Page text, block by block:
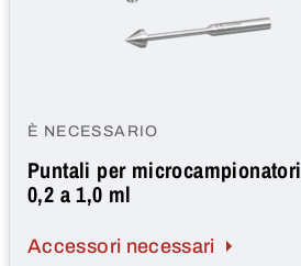
È NECESSARIO
Puntali per
0,2 a 1,0 ml
Accessori necessari